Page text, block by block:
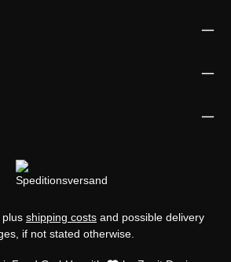
plus shipping costs and possible delivery
if not stated otherwise.